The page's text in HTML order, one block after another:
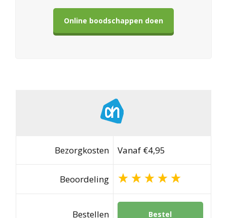
Online boodschappen doen
Bezorgkosten Vanaf €4,95
Beoordeling
Bestellen Bestel